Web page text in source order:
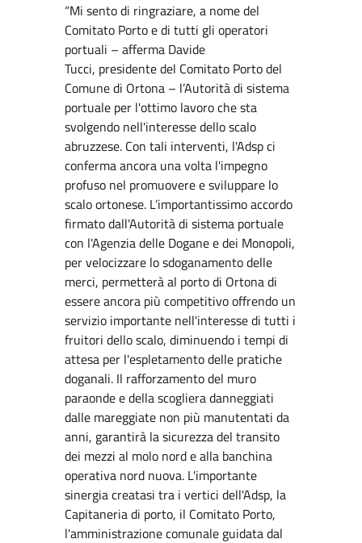
“Mi sento di ringraziare, a nome del
Comitato Porto e di tutti gli operatori
portuali – afferma Davide
Tucci, presidente del Comitato Porto del
Comune di Ortona – l’Autorità di sistema
portuale per l'ottimo lavoro che sta
svolgendo nell'interesse dello scalo
abruzzese. Con tali interventi, l'Adsp ci
conferma ancora una volta l'impegno
profuso nel promuovere e sviluppare lo
scalo ortonese. L’importantissimo accordo
firmato dall'Autorità di sistema portuale
con l'Agenzia delle Dogane e dei Monopoli,
per velocizzare lo sdoganamento delle
merci, permetterà al porto di Ortona di
essere ancora più competitivo offrendo un
servizio importante nell'interesse di tutti i
fruitori dello scalo, diminuendo i tempi di
attesa per l'espletamento delle pratiche
doganali. Il rafforzamento del muro
paraonde e della scogliera danneggiati
dalle mareggiate non più manutentati da
anni, garantirà la sicurezza del transito
dei mezzi al molo nord e alla banchina
operativa nord nuova. L'importante
sinergia creatasi tra i vertici dell'Adsp, la
Capitaneria di porto, il Comitato Porto,
l'amministrazione comunale guidata dal